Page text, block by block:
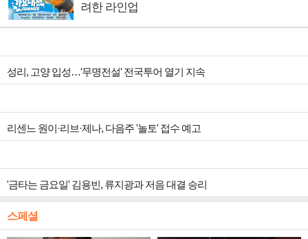
려한 라인업
성리, 고양 입성…'무명전설' 전국투어 열기 지속
리센느 원이·리브·제나, 다음주 '놀토' 접수 예고
'금타는 금요일' 김용빈, 류지광과 저음 대결 승리
스페셜